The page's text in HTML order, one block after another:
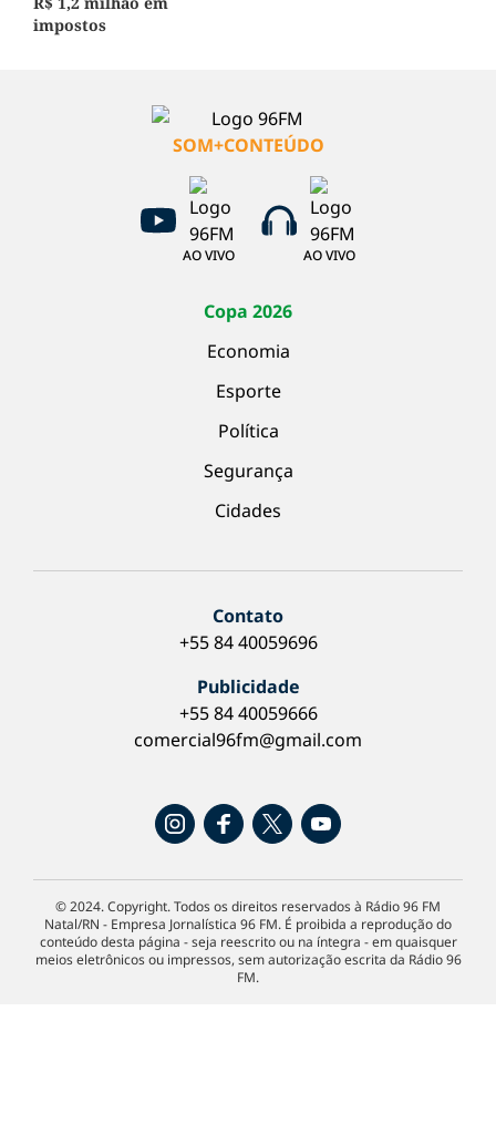
impostos
SOM+CONTEÚDO
AO VIVO AO VIVO
Copa 2026
Economia
Esporte
Política
Segurança
Cidades
Contato
+55 84 40059696
Publicidade
+55 84 40059666
comercial96fm@gmail.com
© 2024. Copyright. Todos os direitos reservados à Rádio 96 FM
Natal/RN - Empresa Jornalística 96 FM. É proibida a reprodução do
conteúdo desta página - seja reescrito ou na íntegra - em quaisquer
meios eletrônicos ou impressos, sem autorização escrita da Rádio 96
FM.